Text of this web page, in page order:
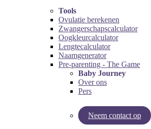
Tools
Ovulatie berekenen
Zwangerschapscalculator
Oogkleurcalculator
Lengtecalculator
Naamgenerator
Pre-parenting - The Game
Baby Journey
Over ons
Pers
Neem contact op
Try our pregnancy calculator!